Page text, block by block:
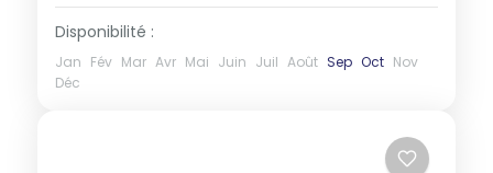
Disponibilité :
Jan Fév Mar Avr Mai Juin Juil Août Sep Oct Nov
Déc